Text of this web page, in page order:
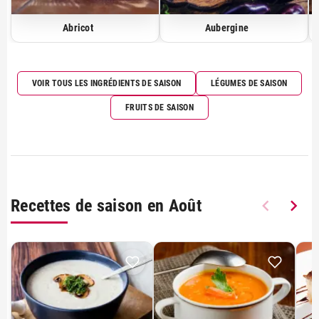
15 recettes de gâteau à l’ananas faciles et
Abricot Aubergine
VOIR TOUS LES INGRÉDIENTS DE SAISON LÉGUMES DE SAISON
FRUITS DE SAISON
Recettes de saison en Août